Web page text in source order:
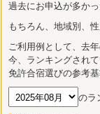
過去にお申込が多か
もちろん、地域別、
ご利用例として、去
今、ランキングされ
免許合宿選びの参考
のラ